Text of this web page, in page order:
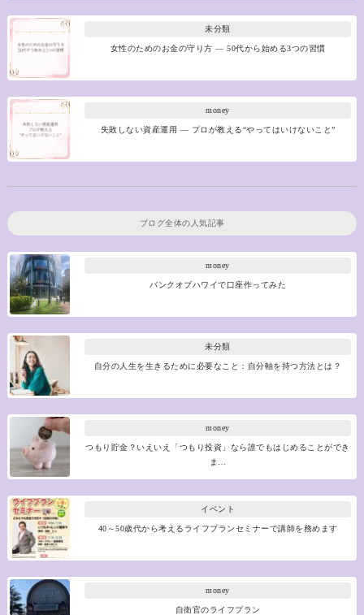
未分類
女性のためのお金の守り方 ― 50代から始める3つの習慣
money
失敗しない資産運用 ― プロが教える“やってはいけないこと”
ブログ全体の人気記事
money
バンクオブハワイで口座作ってみた
未分類
自分の人生を生きるために必要なこと：自分軸を持つ方法とは？
money
つもり貯金？いえいえ「つもり投資」なら誰でもはじめることができ
ま…
イベント
40～50歳代から考えるライフプランセミナーで講師を務めます
money
自衛官のライフプラン